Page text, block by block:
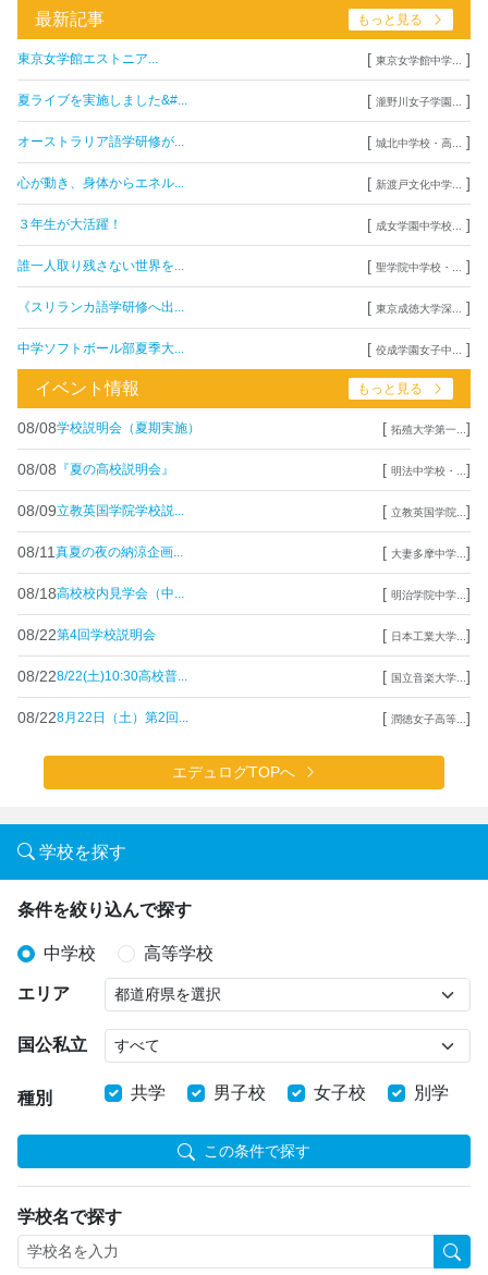
最新記事 もっと見る
東京女学館エストニア... [ 東京女学館中学... ]
夏ライブを実施しました&#... [ 瀧野川女子学園... ]
オーストラリア語学研修が... [ 城北中学校・高... ]
心が動き、身体からエネル... [ 新渡戸文化中学... ]
３年生が大活躍！ [ 成女学園中学校... ]
誰一人取り残さない世界を... [ 聖学院中学校・... ]
《スリランカ語学研修へ出... [ 東京成徳大学深... ]
中学ソフトボール部夏季大... [ 佼成学園女子中... ]
イベント情報 もっと見る
08/08学校説明会（夏期実施） [ 拓殖大学第一... ]
08/08 『夏の高校説明会』 [ 明法中学校・... ]
08/09立教英国学院学校説... [ 立教英国学院... ]
08/11 真夏の夜の納涼企画... [ 大妻多摩中学... ]
08/18高校校内見学会（中... [ 明治学院中学... ]
08/22第4回学校説明会 [ 日本工業大学... ]
08/228/22(土)10:30高校普... [ 国立音楽大学... ]
08/228月22日（土）第2回... [ 潤徳女子高等... ]
エデュログTOPへ
学校を探す
条件を絞り込んで探す
中学校 高等学校
エリア
国公私立
種別 共学 男子校 女子校 別学
この条件で探す
学校名で探す